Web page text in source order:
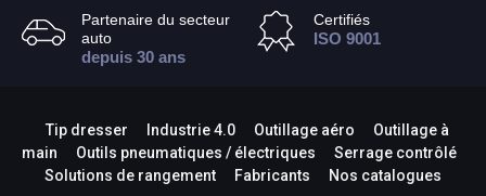
Partenaire du secteur
auto
depuis 30 ans
Certifiés
ISO 9001
Tip dresser Industrie 4.0 Outillage aéro
Outillage à
main
Outils pneumatiques / électriques
Serrage contrôlé
Solutions de rangement
Fabricants Nos catalogues